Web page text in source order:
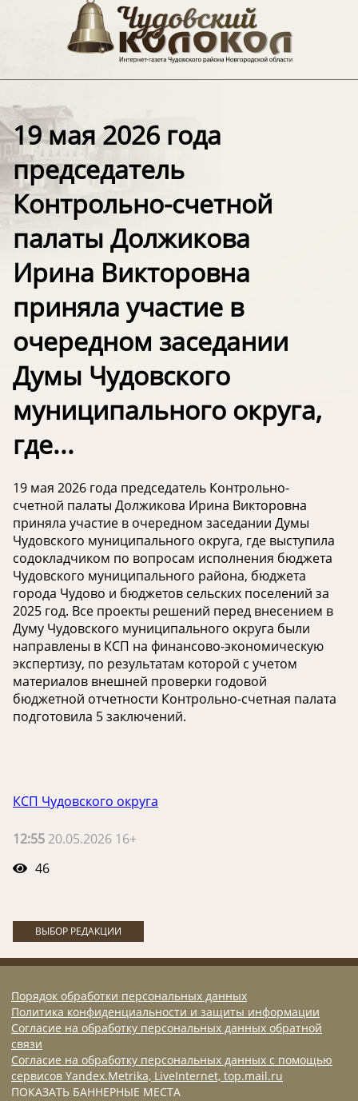
19 мая 2026 года
председатель
Контрольно-счетной
палаты Должикова
Ирина Викторовна
приняла участие в
очередном заседании
Думы Чудовского
муниципального округа,
где...
19 мая 2026 года председатель Контрольно-
счетной палаты Должикова Ирина Викторовна
приняла участие в очередном заседании Думы
Чудовского муниципального округа, где выступила
содокладчиком по вопросам исполнения бюджета
Чудовского муниципального района, бюджета
города Чудово и бюджетов сельских поселений за
2025 год. Все проекты решений перед внесением в
Думу Чудовского муниципального округа были
направлены в КСП на финансово-экономическую
экспертизу, по результатам которой с учетом
материалов внешней проверки годовой
бюджетной отчетности Контрольно-счетная палата
подготовила 5 заключений.
КСП Чудовского округа
12:55 20.05.2026 16+
46
ВЫБОР РЕДАКЦИИ
Порядок обработки персональных данных
Политика конфиденциальности и защиты информации
Согласие на обработку персональных данных обратной
связи
Согласие на обработку персональных данных с помощью
сервисов Yandex.Metrika, LiveInternet, top.mail.ru
ПОКАЗАТЬ БАННЕРНЫЕ МЕСТА